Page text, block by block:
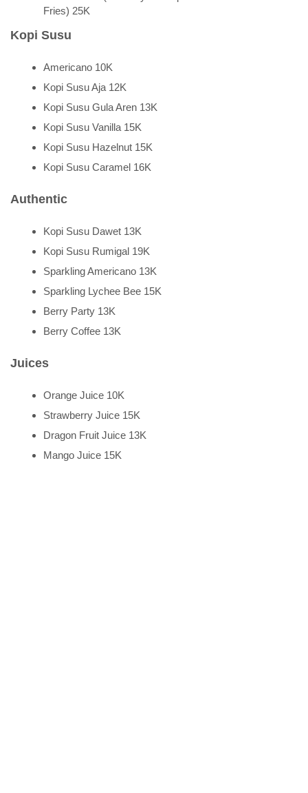
Fries) 25K
Kopi Susu
Americano 10K
Kopi Susu Aja 12K
Kopi Susu Gula Aren 13K
Kopi Susu Vanilla 15K
Kopi Susu Hazelnut 15K
Kopi Susu Caramel 16K
Authentic
Kopi Susu Dawet 13K
Kopi Susu Rumigal 19K
Sparkling Americano 13K
Sparkling Lychee Bee 15K
Berry Party 13K
Berry Coffee 13K
Juices
Orange Juice 10K
Strawberry Juice 15K
Dragon Fruit Juice 13K
Mango Juice 15K